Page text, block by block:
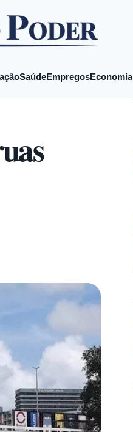
SaúdeEmpregosEconomia